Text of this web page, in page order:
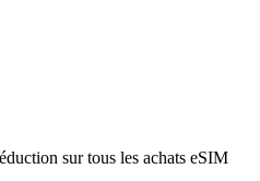
sur tous les achats eSIM